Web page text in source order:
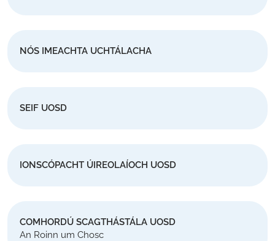
NÓS IMEACHTA UCHTÁLACHA
SEIF UOSD
IONSCÓPACHT ÚIREOLAÍOCH UOSD
COMHORDÚ SCAGTHÁSTÁLA UOSD
An Roinn um Chosc